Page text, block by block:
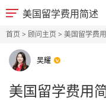
美国留学费用简述
首页> 顾问主页> 美国留学费
吴耀
美国留学费用